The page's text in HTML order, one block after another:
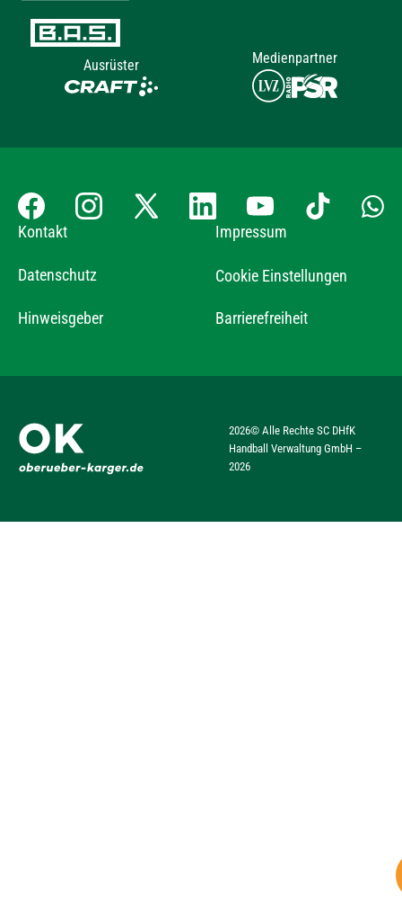
Ausrüster Medienpartner
Kontakt Impressum
Datenschutz Cookie Einstellungen
Hinweisgeber Barrierefreiheit
2026© Alle Rechte SC DHfK
Handball Verwaltung GmbH –
2026